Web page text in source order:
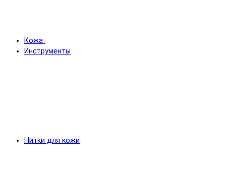
Кожа
Инструменты
Нитки для кожи